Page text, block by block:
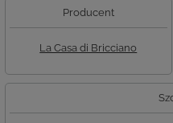
Producent
La Casa di Bricciano